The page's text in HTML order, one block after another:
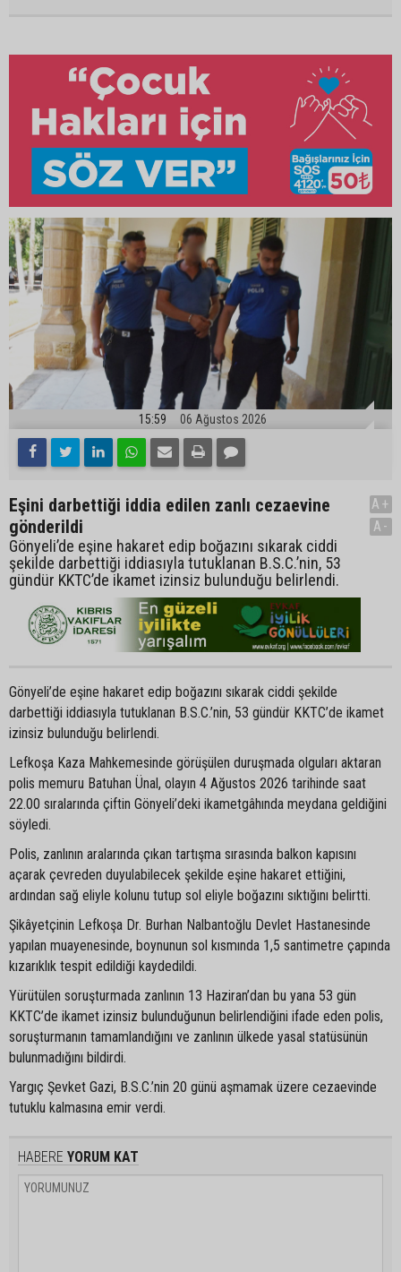
15:59 06 Ağustos 2026
Eşini darbettiği iddia edilen zanlı cezaevine
gönderildi
Gönyeli’de eşine hakaret edip boğazını sıkarak ciddi
şekilde darbettiği iddiasıyla tutuklanan B.S.C.’nin, 53
gündür KKTC’de ikamet izinsiz bulunduğu belirlendi.
A+
A-
Gönyeli’de eşine hakaret edip boğazını sıkarak ciddi şekilde
darbettiği iddiasıyla tutuklanan B.S.C.’nin, 53 gündür KKTC’de ikamet
izinsiz bulunduğu belirlendi.
Lefkoşa Kaza Mahkemesinde görüşülen duruşmada olguları aktaran
polis memuru Batuhan Ünal, olayın 4 Ağustos 2026 tarihinde saat
22.00 sıralarında çiftin Gönyeli’deki ikametgâhında meydana geldiğini
söyledi.
Polis, zanlının aralarında çıkan tartışma sırasında balkon kapısını
açarak çevreden duyulabilecek şekilde eşine hakaret ettiğini,
ardından sağ eliyle kolunu tutup sol eliyle boğazını sıktığını belirtti.
Şikâyetçinin Lefkoşa Dr. Burhan Nalbantoğlu Devlet Hastanesinde
yapılan muayenesinde, boynunun sol kısmında 1,5 santimetre çapında
kızarıklık tespit edildiği kaydedildi.
Yürütülen soruşturmada zanlının 13 Haziran’dan bu yana 53 gün
KKTC’de ikamet izinsiz bulunduğunun belirlendiğini ifade eden polis,
soruşturmanın tamamlandığını ve zanlının ülkede yasal statüsünün
bulunmadığını bildirdi.
Yargıç Şevket Gazi, B.S.C.’nin 20 günü aşmamak üzere cezaevinde
tutuklu kalmasına emir verdi.
HABERE YORUM KAT